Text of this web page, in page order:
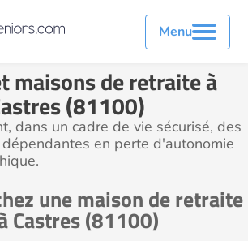
Menu
maisons de retraite à
(81100)
dans un cadre de vie sécurisé, des
en perte d'autonomie
une maison de retraite
Castres (81100)